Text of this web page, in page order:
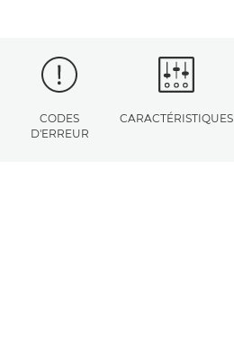
CODES
D'ERREUR
CARACTÉRISTIQUES